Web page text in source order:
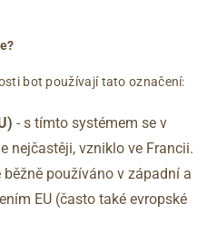
bot používají tato označení:
- s tímto systémem se v
nejčastěji, vzniklo ve Francii.
používáno v západní a
EU (často také evropské